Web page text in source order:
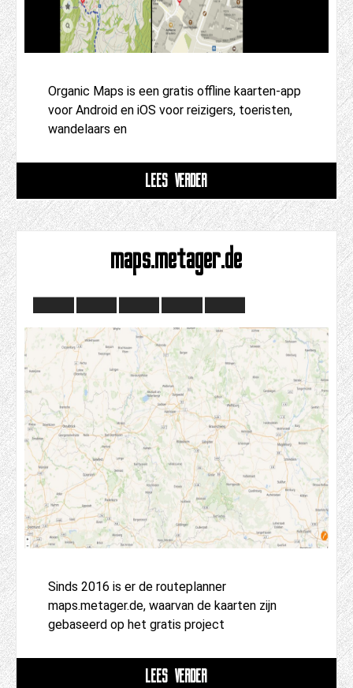
Organic Maps is een gratis offline kaarten-app
voor Android en iOS voor reizigers, toeristen,
wandelaars en
LEES VERDER
maps.metager.de
Sinds 2016 is er de routeplanner
maps.metager.de, waarvan de kaarten zijn
gebaseerd op het gratis project
LEES VERDER